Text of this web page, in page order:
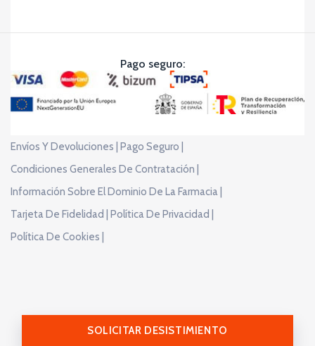
Pago seguro:
Envíos Y Devoluciones |
Pago Seguro |
Condiciones Generales De Contratación |
Información Sobre El Dominio De La Farmacia |
Tarjeta De Fidelidad |
Política De Privacidad |
Política De Cookies |
SOLICITAR DESISTIMIENTO